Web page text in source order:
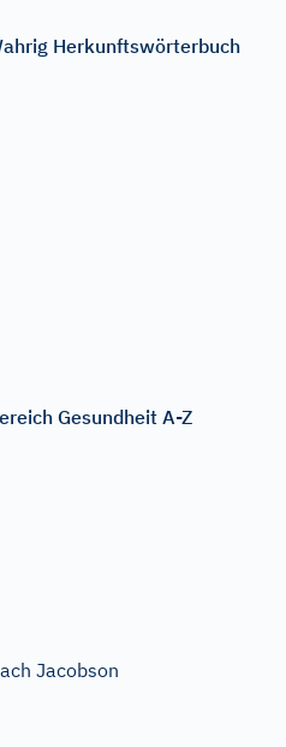
Herkunftswörterbuch
Gesundheit A-Z
Jacobson